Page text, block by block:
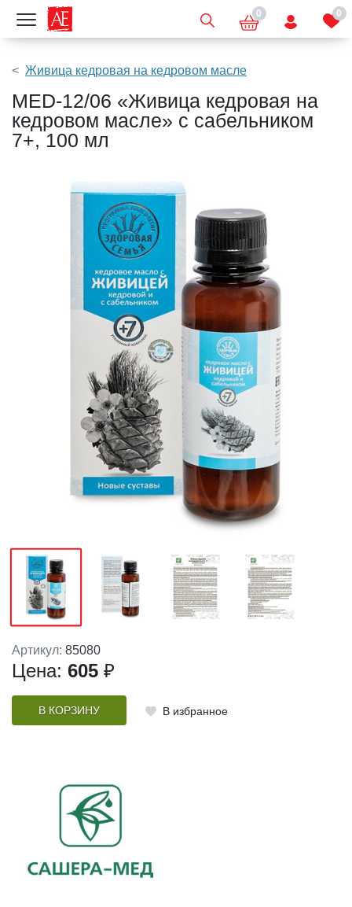
Показать меню 0 0
Живица кедровая на кедровом масле
MED-12/06 «Живица кедровая на
кедровом масле» с сабельником
7+, 100 мл
Артикул: 85080
Цена: 605 ₽
В КОРЗИНУ В избранное